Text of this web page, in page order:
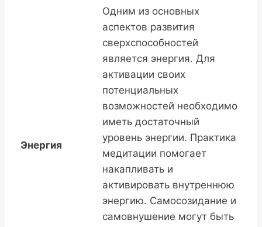
Энергия
Одним из основных
аспектов развития
сверхспособностей
является энергия. Для
активации своих
потенциальных
возможностей необходимо
иметь достаточный
уровень энергии. Практика
медитации помогает
накапливать и
активировать внутреннюю
энергию. Самосозидание и
самовнушение могут быть